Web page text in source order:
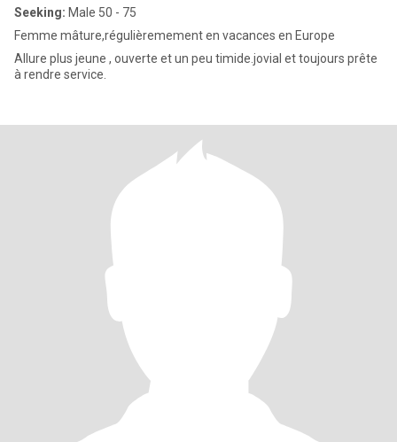
Seeking: Male 50 - 75
Femme mâture,régulièremement en vacances en Europe
Allure plus jeune , ouverte et un peu timide.jovial et toujours prête
à rendre service.